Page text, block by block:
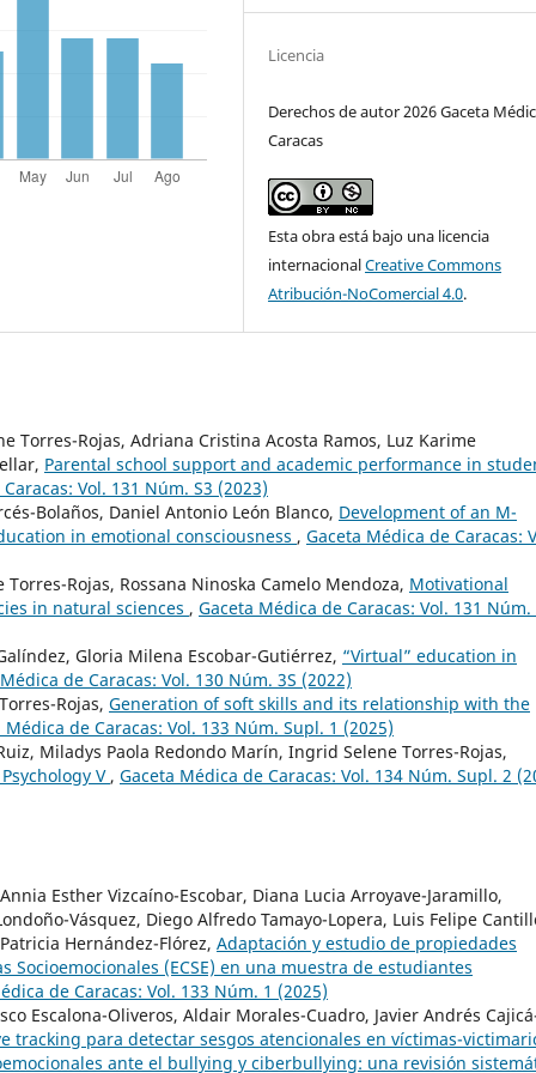
Licencia
Derechos de autor 2026 Gaceta
Caracas
Esta obra está bajo una licencia
internacionalCreative Commons
Atribución-NoComercial 4.0.
Torres-Rojas, Adriana Cristina Acosta Ramos, Luz Karime
Parental school support and academic performance in
Vol. 131 Núm. S3 (2023)
Bolaños, Daniel Antonio León Blanco, Development of an M-
in emotional consciousness , Gaceta Médica de Caracas:
Rojas, Rossana Ninoska Camelo Mendoza, Motivational
in natural sciences , Gaceta Médica de Caracas: Vol. 131 Núm.
Gloria Milena Escobar-Gutiérrez, “Virtual” education in
de Caracas: Vol. 130 Núm. 3S (2022)
Rojas, Generation of soft skills and its relationship with the
Médica de Caracas: Vol. 133 Núm. Supl. 1 (2025)
Miladys Paola Redondo Marín, Ingrid Selene Torres-Rojas,
V , Gaceta Médica de Caracas: Vol. 134 Núm. Supl. 2
Esther Vizcaíno-Escobar, Diana Lucia Arroyave-Jaramillo,
Vásquez, Diego Alfredo Tamayo-Lopera, Luis Felipe
Hernández-Flórez, Adaptación y estudio de propiedades
Socioemocionales (ECSE) en una muestra de estudiantes
de Caracas: Vol. 133 Núm. 1 (2025)
Escalona-Oliveros, Aldair Morales-Cuadro, Javier Andrés
tracking para detectar sesgos atencionales en víctimas-
ante el bullying y ciberbullying: una revisión